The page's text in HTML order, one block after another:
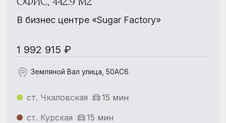
В бизнес центре «Sugar Factory»
1 992 915 ₽
Земляной Вал улица, 50АС6
ст. Чкаловская
15 мин
ст. Курская
15 мин